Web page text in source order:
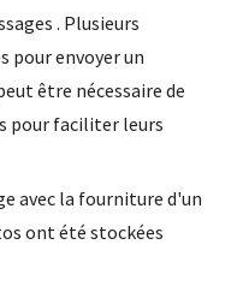
. Plusieurs
pour envoyer un
être nécessaire de
pour faciliter leurs
avec la fourniture d'un
ont été stockées